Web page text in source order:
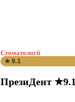
Стоматології
★ 9.1
ПрезиДент ★9.1